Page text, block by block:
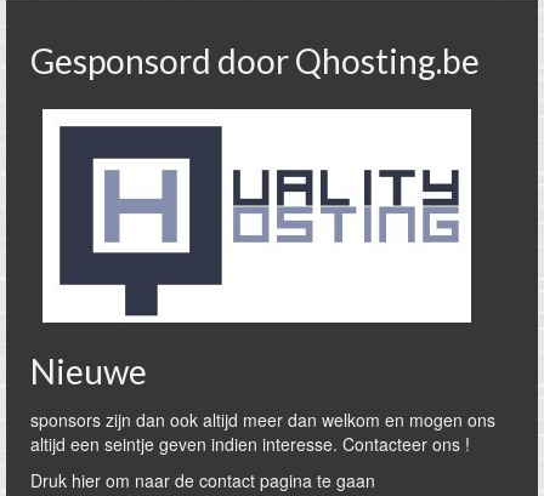
Gesponsord door Qhosting.be
Nieuwe
sponsors zijn dan ook altijd meer dan welkom en mogen ons
altijd een seintje geven indien interesse. Contacteer ons !
Druk hier om naar de contact pagina te gaan